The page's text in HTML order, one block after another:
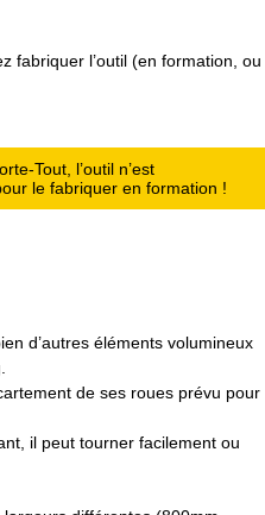
fabriquer l’outil (en formation, ou
Tout, l’outil n’est
le fabriquer en formation !
d’autres éléments volumineux
de ses roues prévu pour
il peut tourner facilement ou